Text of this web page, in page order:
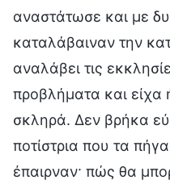
αναστάτωσε και με
καταλάβαιναν την
αναλάβει τις
προβλήματα και είχα
σκληρά. Δεν βρήκα
ποτίστρια που τα
έπαιρναν· πώς θα